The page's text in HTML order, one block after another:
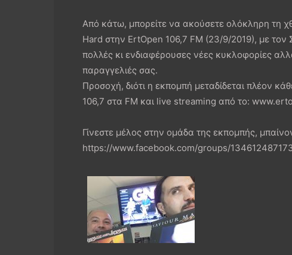
Από κάτω, μπορείτε να ακούσετε ολόκληρη τη
Hard στην ErtOpen 106,7 FM (23/9/2019), με
πολλές κι ενδιαφέρουσες νέες κυκλοφορίες
παραγγελιές σας.
Προσοχή, διότι η εκπομπή μεταδίδεται πλέον
106,7 στα FM και live streaming από το:
Γίνεστε μέλος στην ομάδα της εκπομπής,
https://www.facebook.com/groups/